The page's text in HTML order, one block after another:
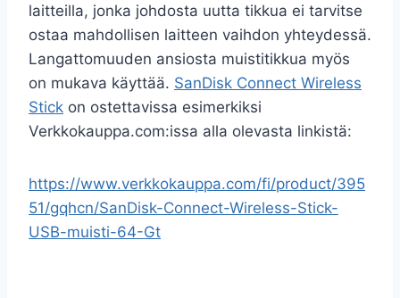
laitteilla, jonka johdosta uutta tikkua ei tarvitse
ostaa mahdollisen laitteen vaihdon yhteydessä.
Langattomuuden ansiosta muistitikkua myös
on mukava käyttää. SanDisk Connect Wireless
Stick on ostettavissa esimerkiksi
Verkkokauppa.com:issa alla olevasta linkistä:
https://www.verkkokauppa.com/fi/product/395
51/gqhcn/SanDisk-Connect-Wireless-Stick-
USB-muisti-64-Gt